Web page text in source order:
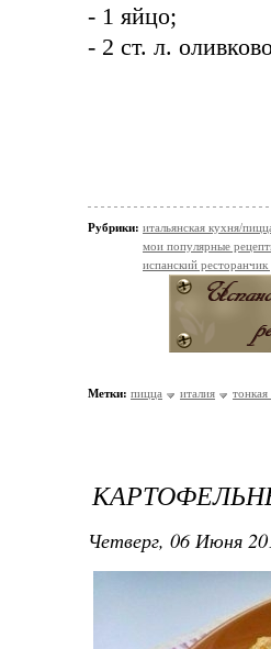
- 1 яйцо;
- 2 ст. л.
Рубрики: итальянская кухня/
мои популярные
испанский
Метки: пицца италия
Четверг, 06 Июня